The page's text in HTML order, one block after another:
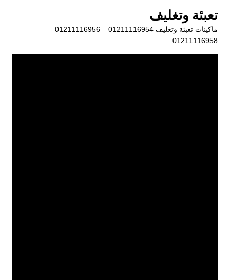
المحتوى
تعبئة وتغليف
ماكينات تعبئة وتغليف 01211116954 – 01211116956 –
01211116958